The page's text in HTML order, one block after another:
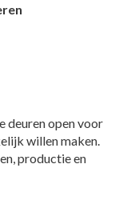
deuren open voor
willen maken.
productie en